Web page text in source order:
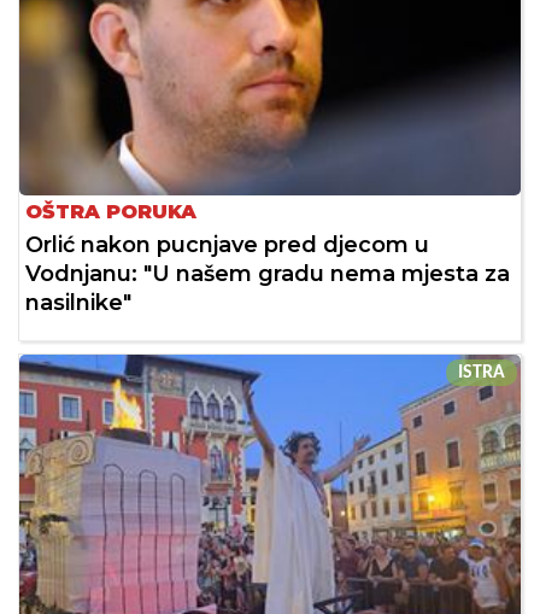
OŠTRA PORUKA
Orlić nakon pucnjave pred djecom u
Vodnjanu: "U našem gradu nema mjesta za
nasilnike"
ISTRA